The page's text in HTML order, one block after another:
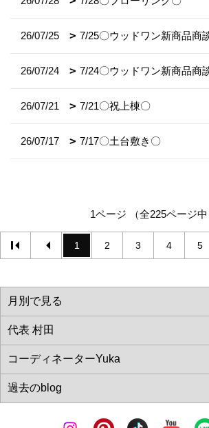
26/07/25 7/25〇ウッドワン新商品商
26/07/24 7/24〇ウッドワン新商品商
26/07/21 7/21〇祝上棟〇
26/07/17 7/17〇土台敷き〇
1ページ （全225ページ中
1 2 3 4 5